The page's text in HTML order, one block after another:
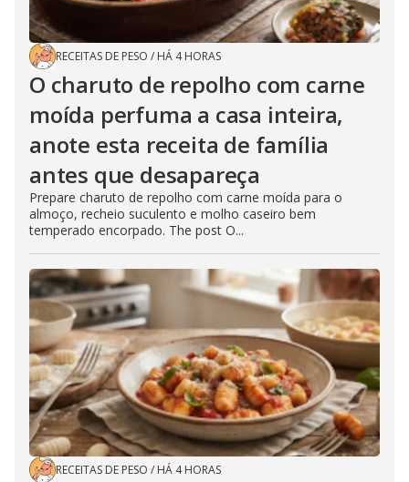
RECEITAS DE PESO / HÁ 4 HORAS
O charuto de repolho com carne
moída perfuma a casa inteira,
anote esta receita de família
antes que desapareça
Prepare charuto de repolho com carne moída para o
almoço, recheio suculento e molho caseiro bem
temperado encorpado. The post O...
RECEITAS DE PESO / HÁ 4 HORAS